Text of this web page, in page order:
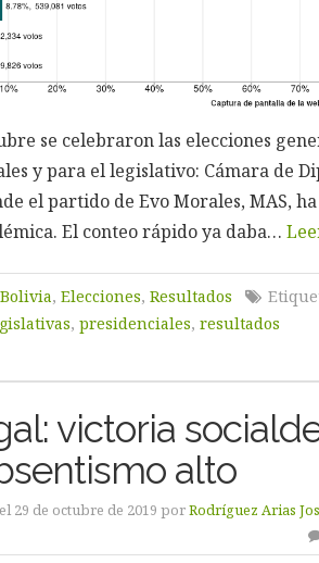
se celebraron las elecciones
y para el legislativo: Cámara de
el partido de Evo Morales, MAS,
El conteo rápido ya daba…
Bolivia, Elecciones, Resultados
, presidenciales, resultados
victoria
alto
29 de octubre de 2019 porRodríguez Arias